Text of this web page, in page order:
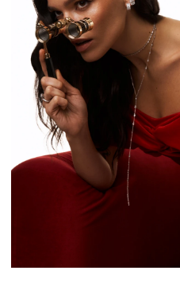
Серебряное кольцо с
дорожкой фианитов
2 800 ₽
Двойной серебряный
кафф с фианитами
9 200 ₽
-50%